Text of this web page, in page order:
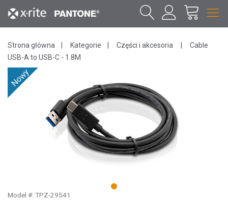
Strona główna Kategorie Części i akcesoria
Cable
USB-A to USB-C - 1.8M
Nowy
1
Model #: TPZ-29541